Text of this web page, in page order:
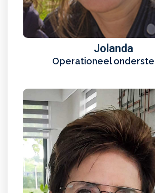
Jolanda
Operationeel